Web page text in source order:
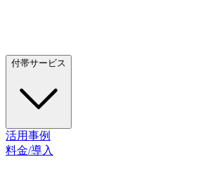
付帯サービス
活用事例
料金/導入